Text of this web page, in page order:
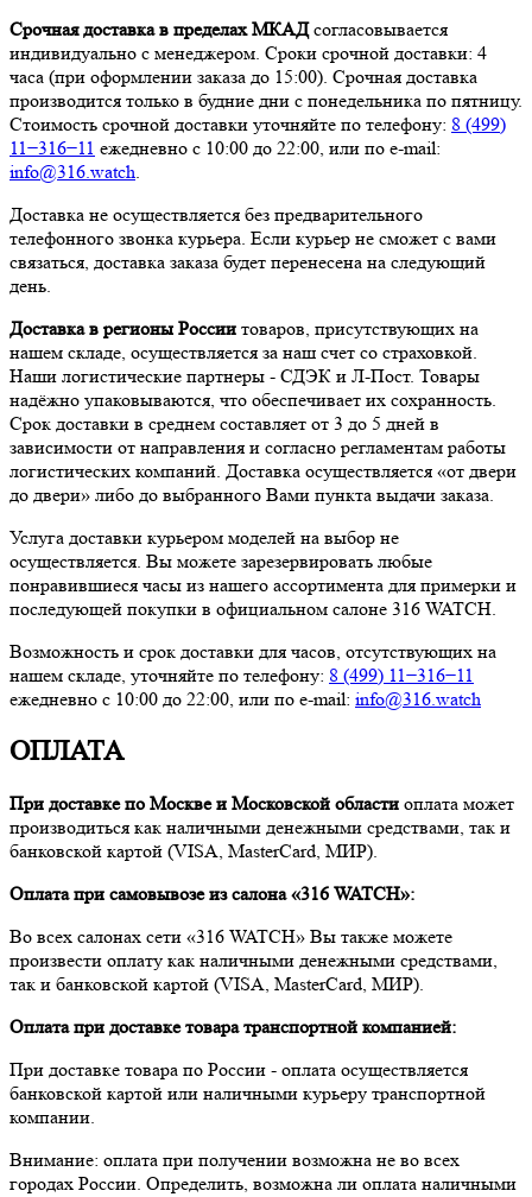
Срочная доставка в пределах МКАДсогласовывается
индивидуально с менеджером. Сроки срочной доставки: 4
часа (при оформлении заказа до 15:00). Срочная доставка
производится только в будние дни с понедельника по пятницу.
Стоимость срочной доставки уточняйте по телефону: 8 (499)
11−316−11 ежедневно с 10:00 до 22:00, или по e-mail:
info@316.watch.
Доставка не осуществляется без предварительного
телефонного звонка курьера. Если курьер не сможет с вами
связаться, доставка заказа будет перенесена на следующий
день.
Доставка в регионы России товаров, присутствующих на
нашем складе, осуществляется за наш счет со страховкой.
Наши логистические партнеры - СДЭК и Л-Пост. Товары
надёжно упаковываются, что обеспечивает их сохранность.
Срок доставки в среднем составляет от 3 до 5 дней в
зависимости от направления и согласно регламентам работы
логистических компаний. Доставка осуществляется «от двери
до двери» либо до выбранного Вами пункта выдачи заказа.
Услуга доставки курьером моделей на выбор не
осуществляется. Вы можете зарезервировать любые
понравившиеся часы из нашего ассортимента для примерки и
последующей покупки в официальном салоне 316 WATCH.
Возможность и срок доставки для часов, отсутствующих на
нашем складе, уточняйте по телефону: 8 (499) 11−316−11
ежедневно с 10:00 до 22:00, или по e-mail: info@316.watch
ОПЛАТА
При доставке по Москве и Московской области оплата может
производиться как наличными денежными средствами, так и
банковской картой (VISA, MasterCard, МИР).
Оплата при самовывозе из салона «316 WATCH»:
Во всех салонах сети «316 WATCH» Вы также можете
произвести оплату как наличными денежными средствами,
так и банковской картой (VISA, MasterCard, МИР).
Оплата при доставке товара транспортной компанией:
При доставке товара по России - оплата осуществляется
банковской картой или наличными курьеру транспортной
компании.
Внимание: оплата при получении возможна не во всех
городах России. Определить, возможна ли оплата наличными